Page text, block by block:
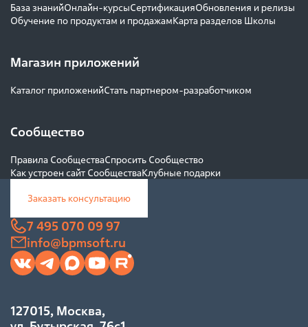
База знанийОнлайн-курсыСертификацияОбновления и релизы
Обучение по продуктам и продажамКарта разделов Школы
Магазин приложений
Каталог приложенийСтать партнером-разработчиком
Сообщество
Правила СообществаСпросить Сообщество
Как устроен сайт СообществаКлубные подарки
Заказать консультацию
7 495 070 09 97
info@bpmsoft.ru
127015, Москва,